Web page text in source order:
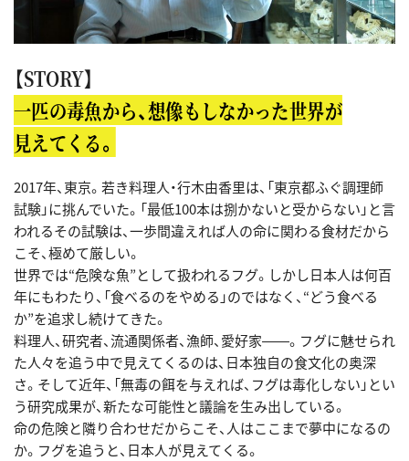
【STORY】
一匹の毒魚から、想像もしなかった世界が
見えてくる。
2017年、東京。若き料理人・行木由香里は、「東京都ふぐ調理師
試験」に挑んでいた。「最低100本は捌かないと受からない」と言
われるその試験は、一歩間違えれば人の命に関わる食材だから
こそ、極めて厳しい。
世界では“危険な魚”として扱われるフグ。しかし日本人は何百
年にもわたり、「食べるのをやめる」のではなく、“どう食べる
か”を追求し続けてきた。
料理人、研究者、流通関係者、漁師、愛好家――。フグに魅せられ
た人々を追う中で見えてくるのは、日本独自の食文化の奥深
さ。そして近年、「無毒の餌を与えれば、フグは毒化しない」とい
う研究成果が、新たな可能性と議論を生み出している。
命の危険と隣り合わせだからこそ、人はここまで夢中になるの
か。フグを追うと、日本人が見えてくる。